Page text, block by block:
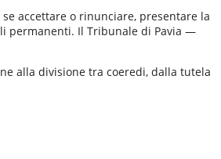
accettare o rinunciare, presentare la
permanenti. Il Tribunale di Pavia —
alla divisione tra coeredi, dalla tutela